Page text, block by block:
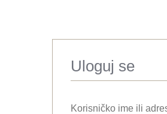
Uloguj se
Korisničko ime ili